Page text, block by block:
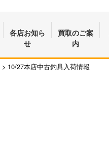
各店お知ら
せ
買取のご案
内
> 10/27本店中古釣具入荷情報